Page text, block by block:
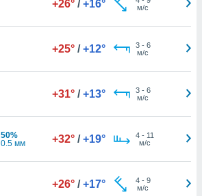
+26° / +16°
м/с
+25° / +12° 3- 6
м/с
+31° / +13° 3- 6
м/с
50%
0.5 мм
+32° / +19° 4- 11
м/с
+26° / +17° 4- 9
м/с